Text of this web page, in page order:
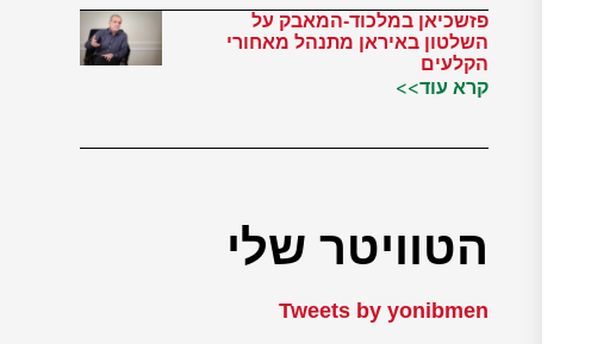
פזשכיאן במלכוד-המאבק על
השלטון באיראן מתנהל מאחורי
הקלעים
קרא עוד>>
הטוויטר שלי
Tweets by yonibmen